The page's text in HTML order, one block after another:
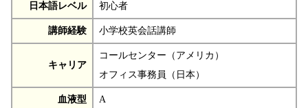
日本語レベル 初心者
講師経験 小学校英会話講師
キャリア
コールセンター（アメリカ）
オフィス事務員（日本）
血液型 A